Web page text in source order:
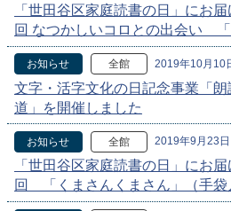
「世田谷区家庭読書の日」にお
回 なつかしいコロとの出会い 「
お知らせ 全館 2019年10月10
文字・活字文化の日記念事業「
道」を開催しました
お知らせ 全館 2019年9月23日
「世田谷区家庭読書の日」にお
回 「くまさんくまさん」（手袋